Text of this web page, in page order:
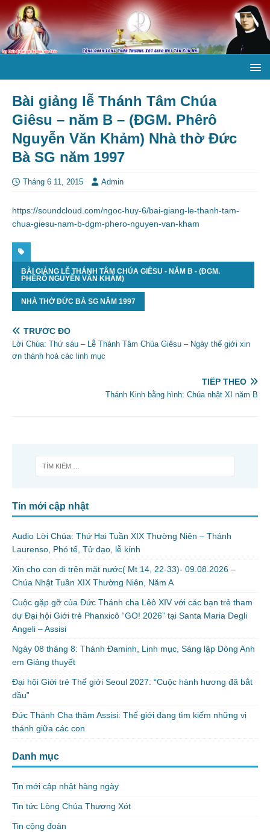
Bài giảng lễ Thánh Tâm Chúa
Giêsu – năm B – (ĐGM. Phêrô
Nguyễn Văn Khảm) Nhà thờ Đức
Bà SG năm 1997
Tháng 6 11, 2015 Admin
https://soundcloud.com/ngoc-huy-6/bai-giang-le-thanh-tam-
chua-giesu-nam-b-dgm-phero-nguyen-van-kham
BÀI GIẢNG LỄ THÁNH TÂM CHÚA GIÊSU - NĂM B - (ĐGM.
PHÊRÔ NGUYỄN VĂN KHẢM)
NHÀ THỜ ĐỨC BÀ SG NĂM 1997
TRƯỚC ĐÓ
Lời Chúa: Thứ sáu – Lễ Thánh Tâm Chúa Giêsu – Ngày thế giới xin
ơn thánh hoá các linh mục
TIẾP THEO
Thánh Kinh bằng hình: Chúa nhật XI năm B
Tin mới cập nhật
Audio Lời Chúa: Thứ Hai Tuần XIX Thường Niên – Thánh
Laurenso, Phó tế, Tử đạo, lễ kính
Xin cho con đi trên mặt nước( Mt 14, 22-33)- 09.08.2026 –
Chúa Nhật Tuần XIX Thường Niên, Năm A
Cuộc gặp gỡ của Đức Thánh cha Lêô XIV với các bạn trẻ tham
dự Đại hội Giới trẻ Phanxicô “GO! 2026” tại Santa Maria Degli
Angeli – Assisi
Ngày 08 tháng 8: Thánh Đaminh, Linh mục, Sáng lập Dòng Anh
em Giảng thuyết
Đại hội Giới trẻ Thế giới Seoul 2027: “Cuộc hành hương đã bắt
đầu”
Đức Thánh Cha thăm Assisi: Thế giới đang tìm kiếm những vị
thánh giữa các con
Danh mục
Tin mới cập nhật hàng ngày
Tin tức Lòng Chúa Thương Xót
Tin cộng đoàn